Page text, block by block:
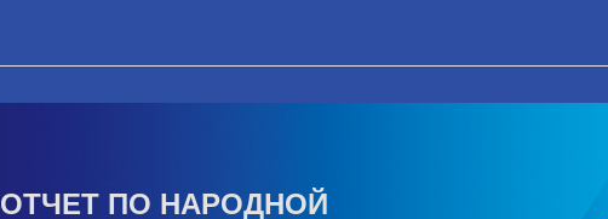
ОТЧЕТ ПО НАРОДНОЙ